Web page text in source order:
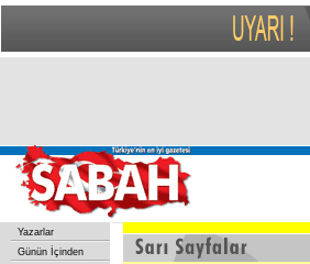
Yazarlar
Günün İçinden